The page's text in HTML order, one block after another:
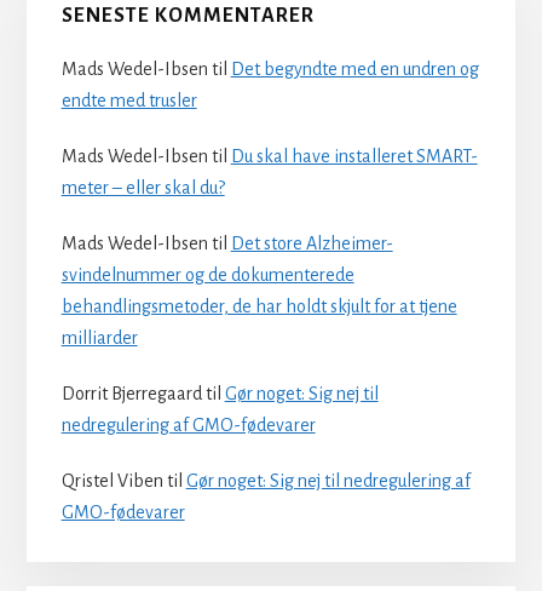
SENESTE KOMMENTARER
Mads Wedel-Ibsen til Det begyndte med en undren og
endte med trusler
Mads Wedel-Ibsen til Du skal have installeret SMART-
meter – eller skal du?
Mads Wedel-Ibsen til Det store Alzheimer-
svindelnummer og de dokumenterede
behandlingsmetoder, de har holdt skjult for at tjene
milliarder
Dorrit Bjerregaard til Gør noget: Sig nej til
nedregulering af GMO-fødevarer
Qristel Viben til Gør noget: Sig nej til nedregulering af
GMO-fødevarer